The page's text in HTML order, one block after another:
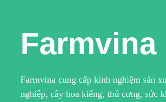
Farmvina
Farmvina cung cấp kinh nghiệm sản
nghiệp, cây hoa kiểng, thú cưng, sức